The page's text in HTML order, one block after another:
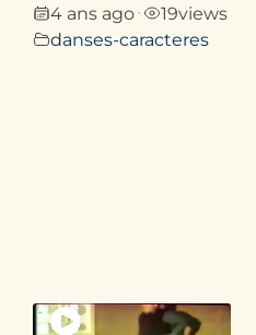
4 ans ago• 19views
danses-caracteres